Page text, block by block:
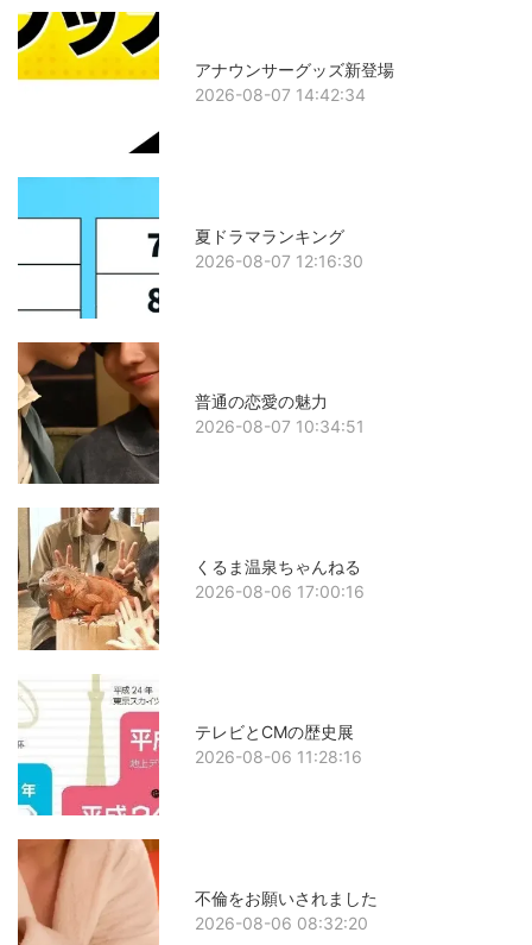
アナウンサーグッズ新登場
2026-08-07 14:42:34
夏ドラマランキング
2026-08-07 12:16:30
普通の恋愛の魅力
2026-08-07 10:34:51
くるま温泉ちゃんねる
2026-08-06 17:00:16
テレビとCMの歴史展
2026-08-06 11:28:16
不倫をお願いされました
2026-08-06 08:32:20